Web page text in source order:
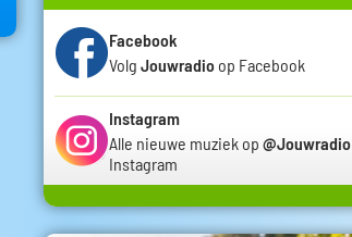
Facebook
Volg Jouwradio op Facebook
Instagram
Alle nieuwe muziek op @Jouwradio
Instagram